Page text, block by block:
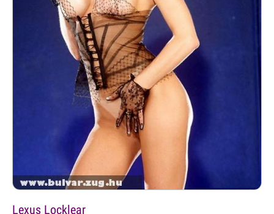
Lexus Locklear